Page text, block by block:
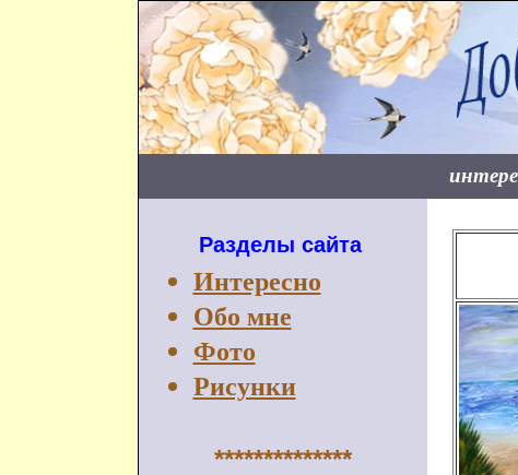
Разделы сайта
Интересно
Обо мне
Фото
Рисунки
**************